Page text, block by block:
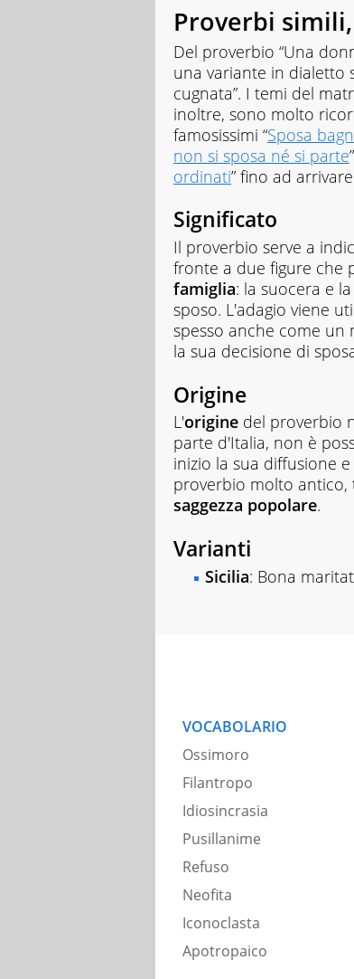
Proverbi
Del proverbio “Una
una variante in dialetto
cugnata”. I temi del
inoltre, sono molto
famosissimi “Sposa
non si sposa né si parte
ordinati” fino ad
Significato
Il proverbio serve a
fronte a due figure che
famiglia: la suocera e
sposo. L'adagio viene
spesso anche come un
la sua decisione di
Origine
L'origine del proverbio
parte d'Italia, non è
inizio la sua diffusione
proverbio molto
saggezza popolare.
Varianti
Sicilia: Bona
VOCABOLARIO
Ossimoro
Filantropo
Idiosincrasia
Pusillanime
Refuso
Neofita
Iconoclasta
Apotropaico